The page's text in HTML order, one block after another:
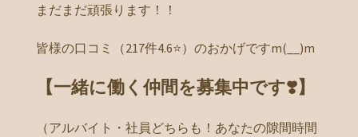
まだまだ頑張ります！！
皆様の口コミ（217件4.6⭐️）のおかげですm(__)m
【一緒に働く仲間を募集中です❣️】
（アルバイト・社員どちらも！あなたの隙間時間